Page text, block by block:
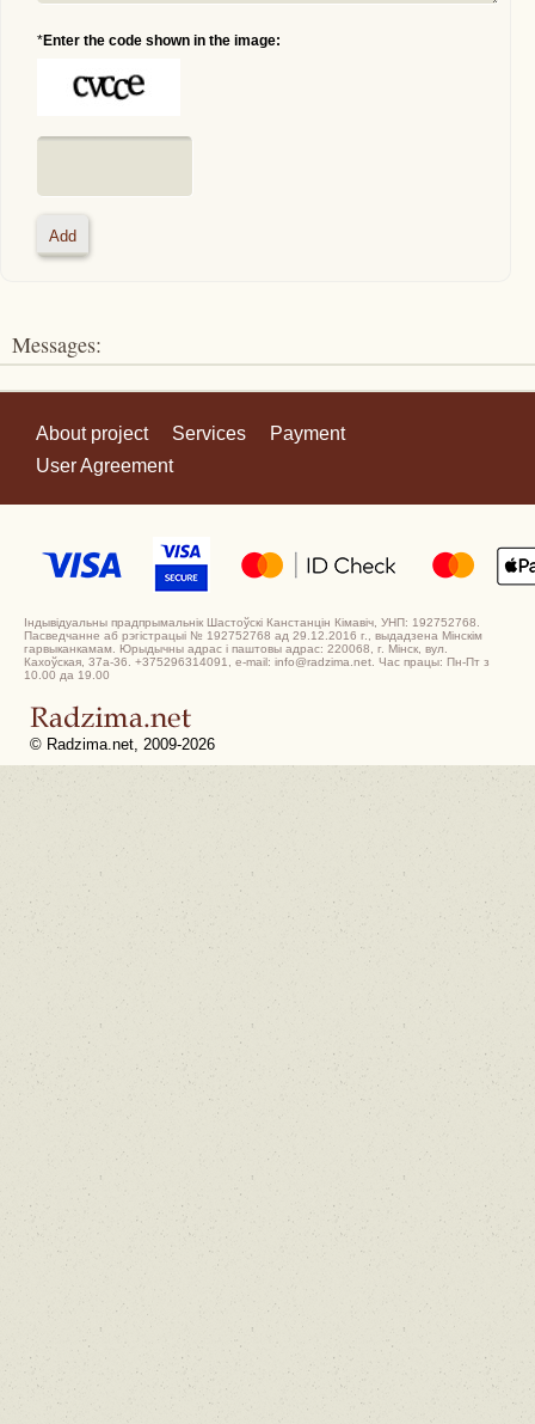
*Enter the code shown in the image:
Messages:
About project Services
Payment
User Agreement
Індывідуальны прадпрымальнік Шастоўскі Канстанцін Кімавіч, УНП: 192752768.
Пасведчанне аб рэгістрацыі № 192752768 ад 29.12.2016 г., выдадзена Мінскім
гарвыканкамам. Юрыдычны адрас і паштовы адрас: 220068, г. Мінск, вул.
Кахоўская, 37а-36. +375296314091, e-mail: info@radzima.net. Час працы: Пн-Пт з
10.00 да 19.00
© Radzima.net, 2009-2026